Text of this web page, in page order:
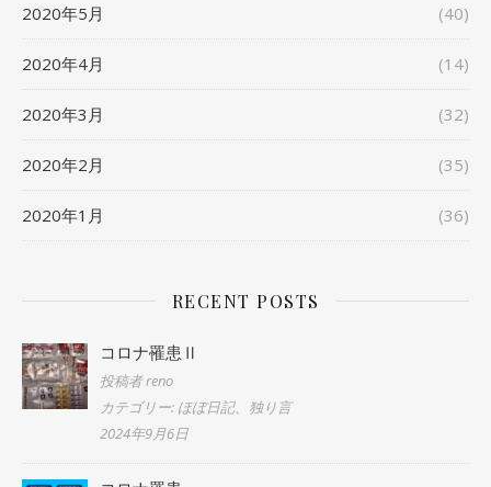
2020年5月 (40)
2020年4月 (14)
2020年3月 (32)
2020年2月 (35)
2020年1月 (36)
RECENT POSTS
コロナ罹患Ⅱ
投稿者 reno
カテゴリー: ほぼ日記、独り言
2024年9月6日